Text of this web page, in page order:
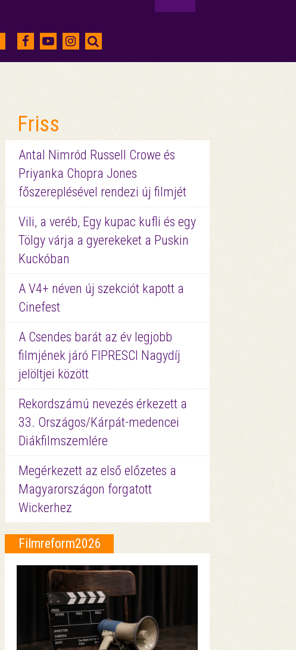
Friss
Antal Nimród Russell Crowe és
Priyanka Chopra Jones
főszereplésével rendezi új filmjét
Vili, a veréb, Egy kupac kufli és egy
Tölgy várja a gyerekeket a Puskin
Kuckóban
A V4+ néven új szekciót kapott a
Cinefest
A Csendes barát az év legjobb
filmjének járó FIPRESCI Nagydíj
jelöltjei között
Rekordszámú nevezés érkezett a
33. Országos/Kárpát-medencei
Diákfilmszemlére
Megérkezett az első előzetes a
Magyarországon forgatott
Wickerhez
Filmreform2026